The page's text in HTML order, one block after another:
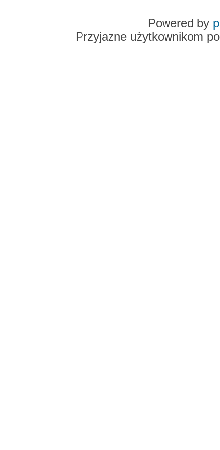
Powered by
Przyjazne użytkownikom